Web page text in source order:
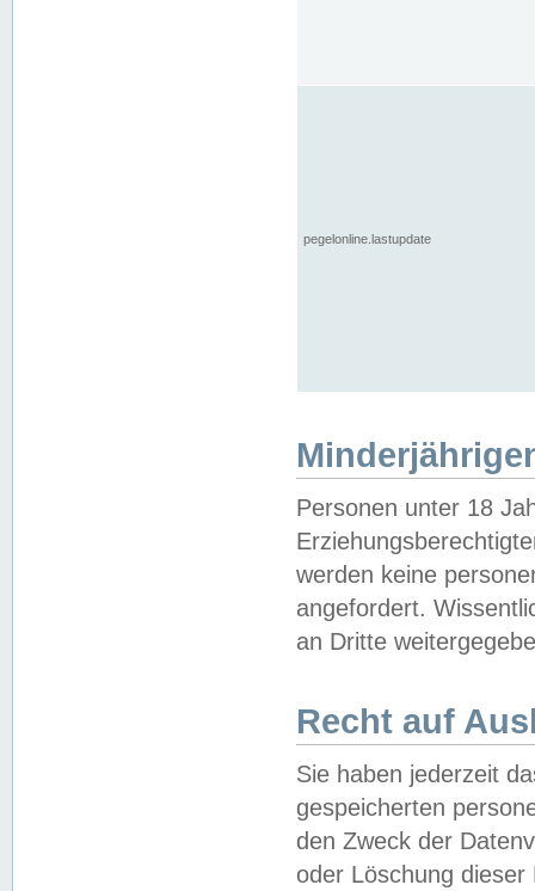
pegelonline.lastupdate
Personen unter 18
werden keine
angefordert.
an Dritte
Recht auf
Sie haben jederzeit
gespeicherten
den Zweck der
oder Löschung